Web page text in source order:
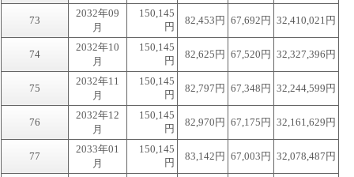
73
2032年09
月
150,145
円
82,453円 67,692円 32,410,021円
74
2032年10
月
150,145
円
82,625円 67,520円 32,327,396円
75
2032年11
月
150,145
円
82,797円 67,348円 32,244,599円
76
2032年12
月
150,145
円
82,970円 67,175円 32,161,629円
77
2033年01
月
150,145
円
83,142円 67,003円 32,078,487円